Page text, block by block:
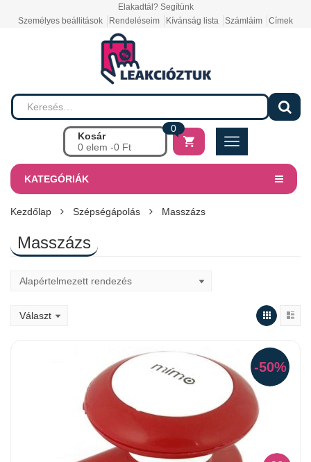
Elakadtál? Segítünk
Személyes beállitások
Rendeléseim Kívánság lista Számláim Címek
Kosár
0 elem -0 Ft
0
KATEGÓRIÁK
Kezdőlap Szépségápolás Masszázs
Masszázs
-50%